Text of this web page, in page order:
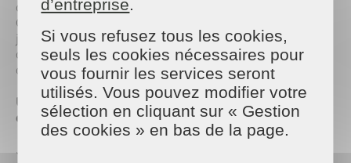
clients des produits ECOCERT, NORME EN14 476.
Ces produits permettent de remplacer l'eau de
javel, un produit que l'on interdit pour des risques
d'accident de travail ou de brûlure et de
décoloration de surfaces de nos clients.
Une démarche environnementale et
écoresponsable
Jardiner au naturel implique la non-utilisation de
d’entreprise.
Si vous refusez tous les cookies,
seuls les cookies nécessaires pour
vous fournir les services seront
utilisés. Vous pouvez modifier votre
sélection en cliquant sur « Gestion
des cookies » en bas de la page.